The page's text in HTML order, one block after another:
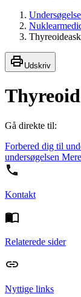
Udskriv
Gå direkte til:
Forbered dig til
undersøgelsen
Kontakt
Relaterede sider
Nyttige links